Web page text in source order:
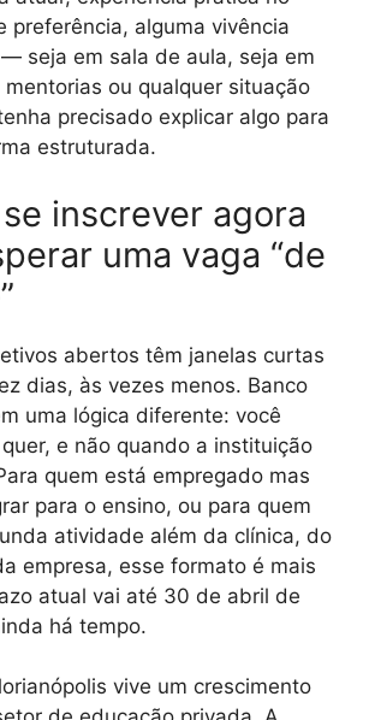
preferência, alguma vivência
seja em sala de aula, seja em
ou qualquer situação
precisado explicar algo para
estruturada.
inscrever agora
uma vaga “de
abertos têm janelas curtas
dias, às vezes menos. Banco
uma lógica diferente: você
e não quando a instituição
quem está empregado mas
para o ensino, ou para quem
atividade além da clínica, do
empresa, esse formato é mais
atual vai até 30 de abril de
há tempo.
vive um crescimento